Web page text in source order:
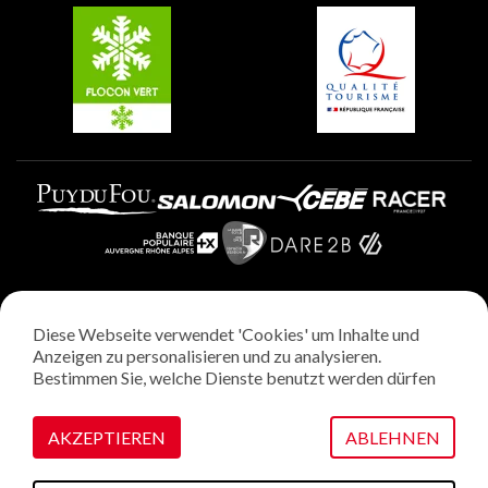
Plagne Villages
Plagne Aime 2000
Rechtliche Hinweise
Datenschutzrichtlinie
Verwaltung von Cookies
Diese Webseite verwendet 'Cookies' um Inhalte und
Anzeigen zu personalisieren und zu analysieren.
Bestimmen Sie, welche Dienste benutzt werden dürfen
AKZEPTIEREN ABLEHNEN